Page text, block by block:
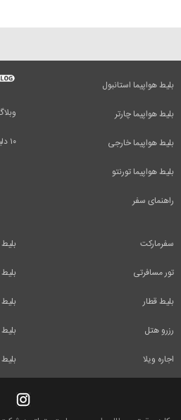
۱۰ دلیل برای انتخاب سفر مارکت
بلیط هواپیما استانبول
بلیط هواپیما چارتر
بلیط هواپیما خارجی
بلیط هواپیما تورنتو
راهنمای سفر
سفرمارکت
تور مسافرتی
بلیط قطار
رزرو هتل
اجاره ویلا